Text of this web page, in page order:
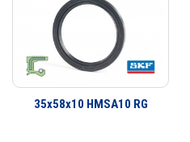
làm kín cho khách hàng từ thiết kế
cho thiết bị ban đầu đến thị trường
35x58x10 HMSA10 RG